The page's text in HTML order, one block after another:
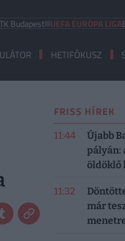
UEFA EURÓPA LIGA
HETIFÓKUSZ
FRISS HÍREK
11:44
Újabb
pályán:
öldöklő
11:32
már